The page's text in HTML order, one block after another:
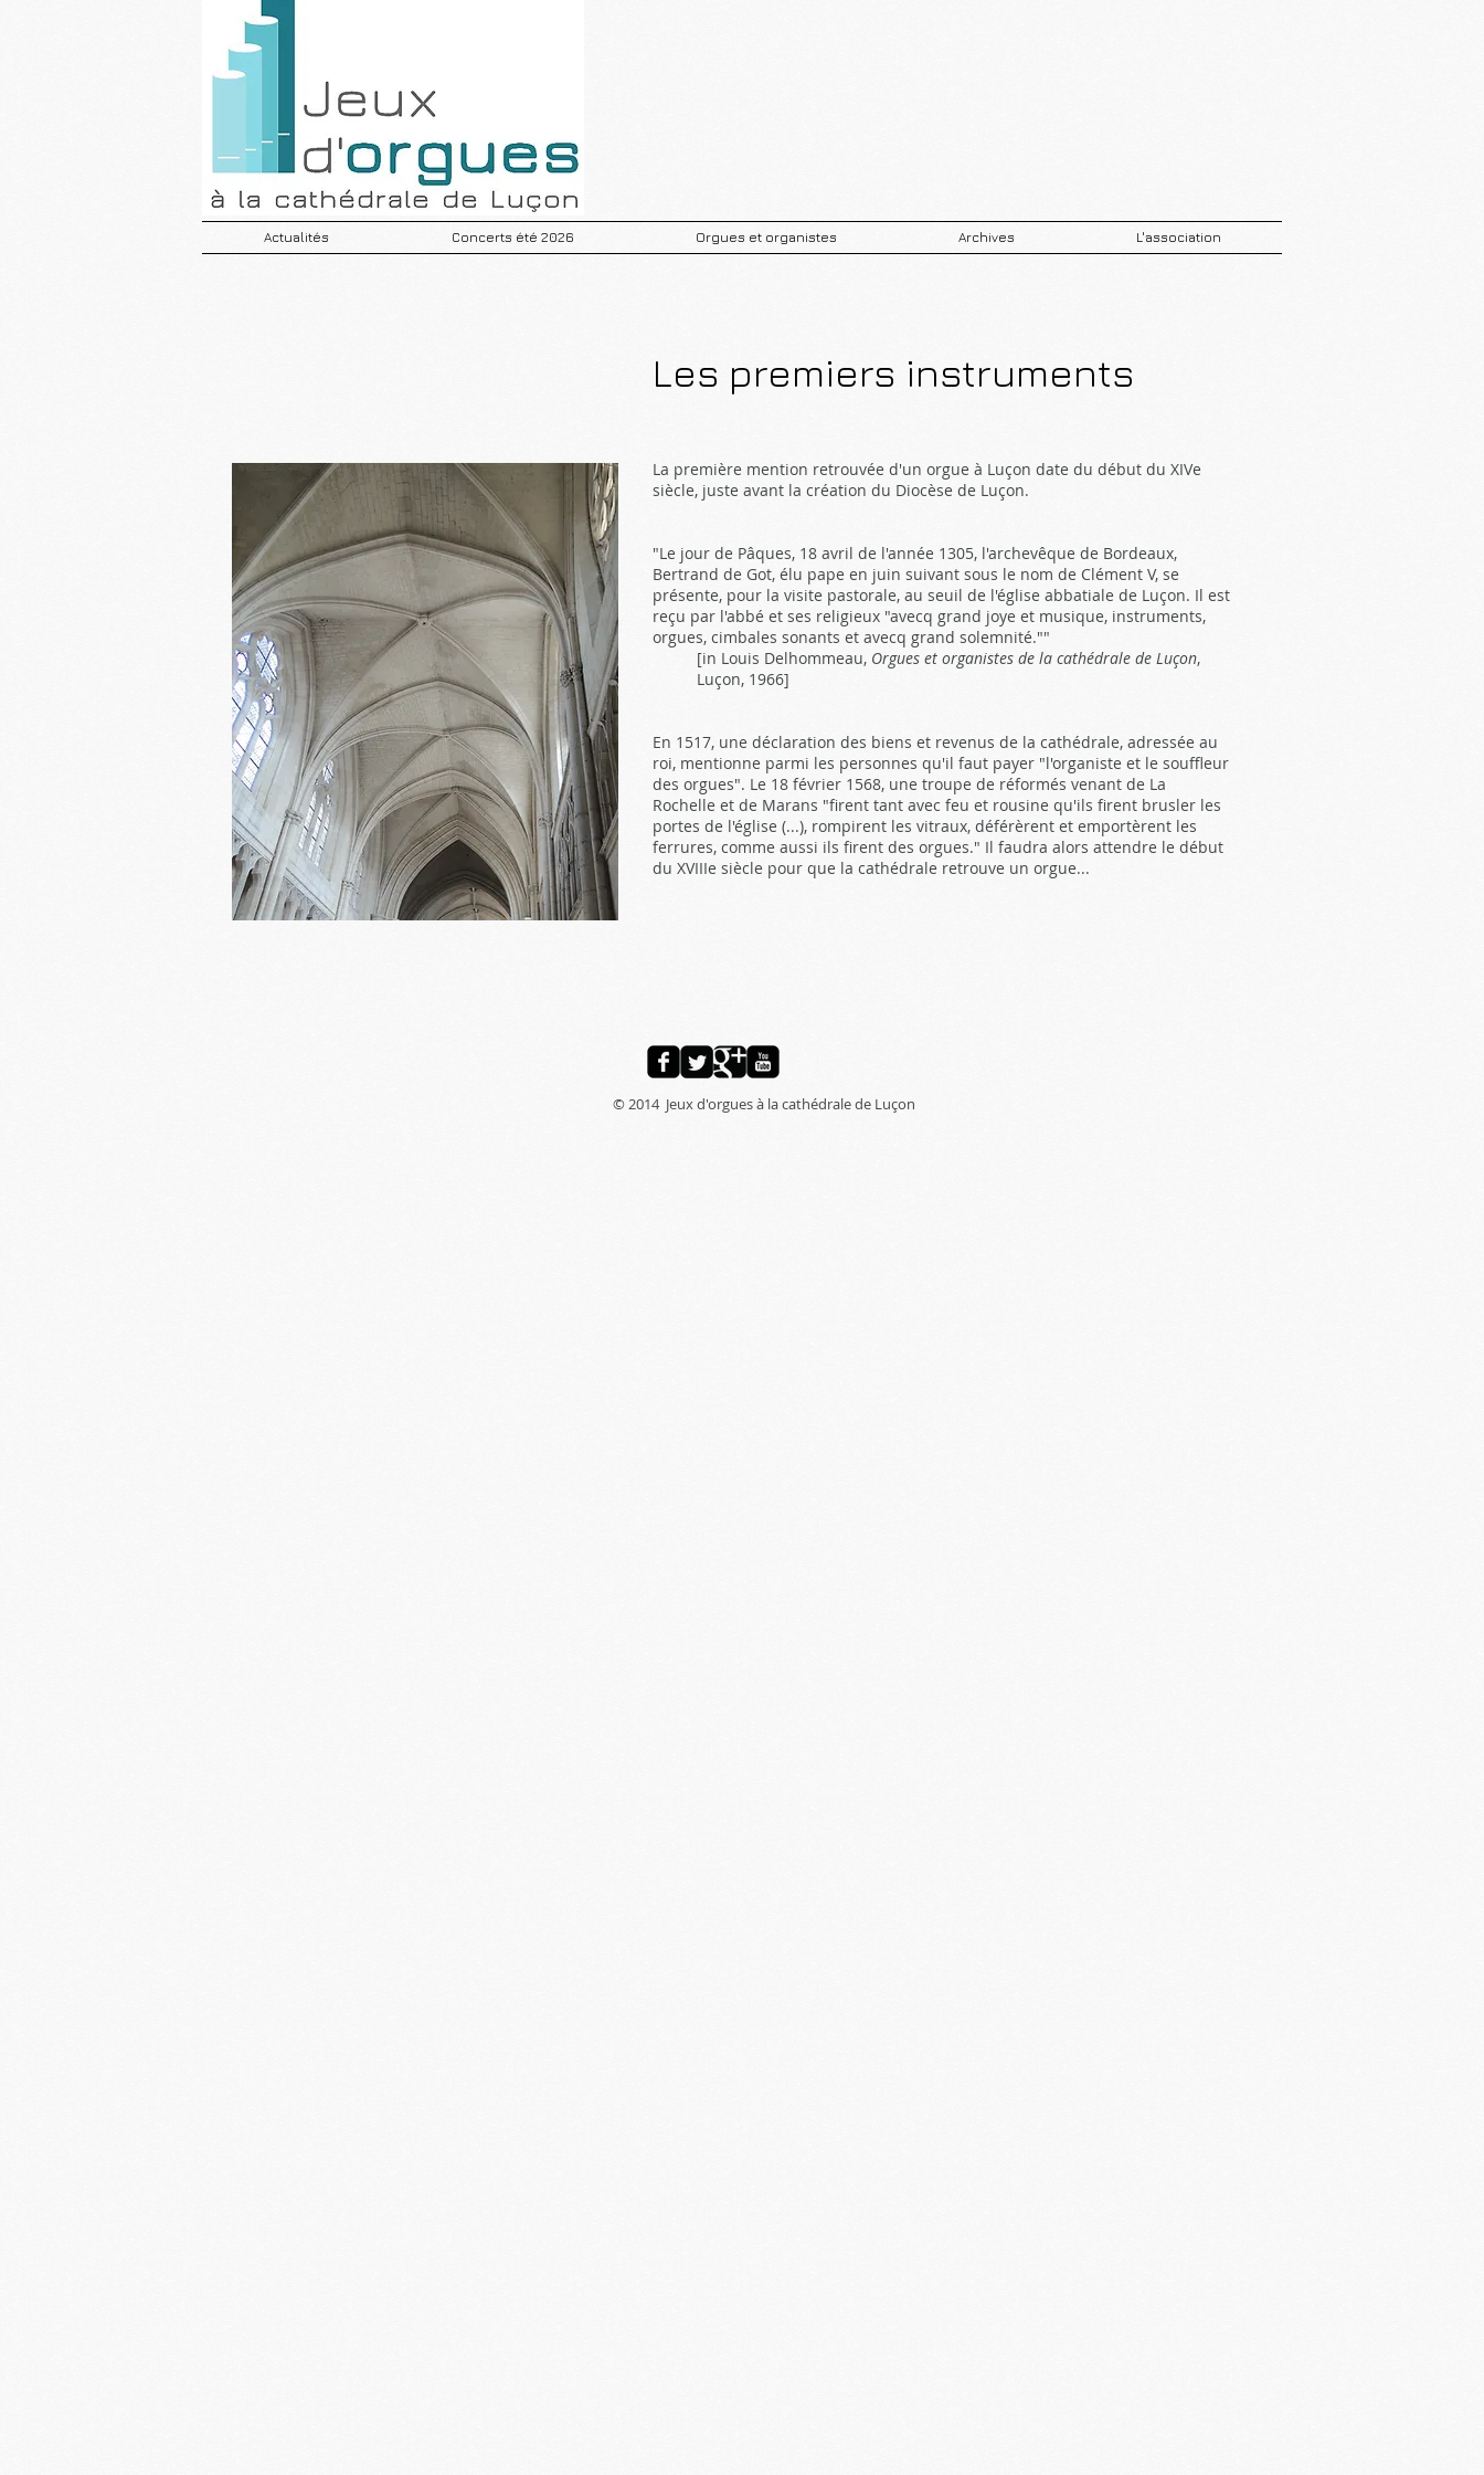
Actualités Concerts été 2026 Orgues et organistes Archives L'association
Les premiers instruments
La première mention retrouvée d'un orgue à Luçon date du début du XIVe
siècle, juste avant la création du Diocèse de Luçon.
"Le jour de Pâques, 18 avril de l'année 1305, l'archevêque de Bordeaux,
Bertrand de Got, élu pape en juin suivant sous le nom de Clément V, se
présente, pour la visite pastorale, au seuil de l'église abbatiale de Luçon. Il est
reçu par l'abbé et ses religieux "avecq grand joye et musique, instruments,
orgues, cimbales sonants et avecq grand solemnité.""
[in Louis Delhommeau, Orgues et organistes de la cathédrale de Luçon,
Luçon, 1966]
En 1517, une déclaration des biens et revenus de la cathédrale, adressée au
roi, mentionne parmi les personnes qu'il faut payer "l'organiste et le souffleur
des orgues". Le 18 février 1568, une troupe de réformés venant de La
Rochelle et de Marans "firent tant avec feu et rousine qu'ils firent brusler les
portes de l'église (...), rompirent les vitraux, déférèrent et emportèrent les
ferrures, comme aussi ils firent des orgues." Il faudra alors attendre le début
du XVIIIe siècle pour que la cathédrale retrouve un orgue...
© 2014 Jeux d'orgues à la cathédrale de Luçon